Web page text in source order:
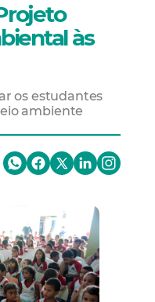
às
os estudantes
ambiente